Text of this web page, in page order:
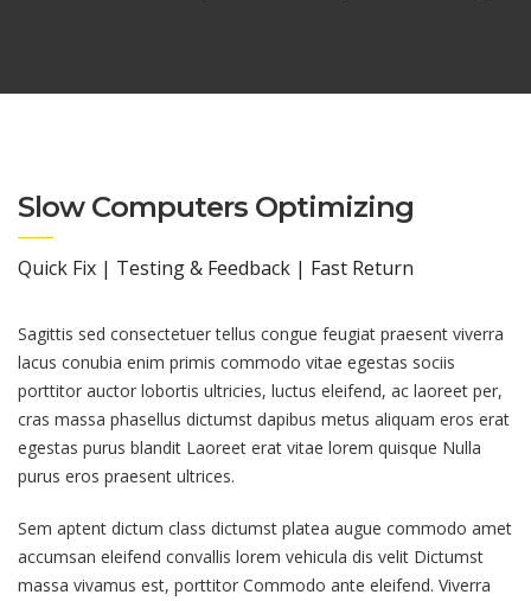
Slow Computers Optimizing
Quick Fix | Testing & Feedback | Fast Return
Sagittis sed consectetuer tellus congue feugiat praesent viverra
lacus conubia enim primis commodo vitae egestas sociis
porttitor auctor lobortis ultricies, luctus eleifend, ac laoreet per,
cras massa phasellus dictumst dapibus metus aliquam eros erat
egestas purus blandit Laoreet erat vitae lorem quisque Nulla
purus eros praesent ultrices.
Sem aptent dictum class dictumst platea augue commodo amet
accumsan eleifend convallis lorem vehicula dis velit Dictumst
massa vivamus est, porttitor Commodo ante eleifend. Viverra